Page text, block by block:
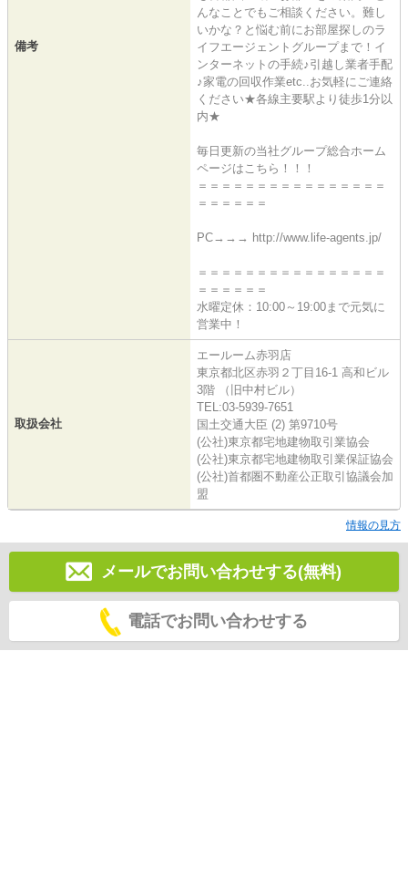
備考
んなことでもご相談ください。難し
いかな？と悩む前にお部屋探しのラ
イフエージェントグループまで！イ
ンターネットの手続♪引越し業者手配
♪家電の回収作業etc..お気軽にご連絡
ください★各線主要駅より徒歩1分以
内★
毎日更新の当社グループ総合ホーム
ページはこちら！！！
＝＝＝＝＝＝＝＝＝＝＝＝＝＝＝＝
＝＝＝＝＝＝
PC→→→ http://www.life-agents.jp/
＝＝＝＝＝＝＝＝＝＝＝＝＝＝＝＝
＝＝＝＝＝＝
水曜定休：10:00～19:00まで元気に
営業中！
取扱会社
エールーム赤羽店
東京都北区赤羽２丁目16-1 高和ビル
3階 （旧中村ビル）
TEL:03-5939-7651
国土交通大臣 (2) 第9710号
(公社)東京都宅地建物取引業協会
(公社)東京都宅地建物取引業保証協会
(公社)首都圏不動産公正取引協議会加
盟
情報の見方
メールでお問い合わせする(無料)
電話でお問い合わせする